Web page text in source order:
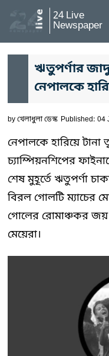
24 Live
Newspaper
ঋতুপর্ণার
নেপালকে
byখেলাধুলা ডেস্ক Published: 04
নেপালকে হারিয়ে
চ্যাম্পিয়নশিপের
শেষ মুহূর্তে ঋতুপর্ণা
বিরল গোলটি ম্যাচের
গোলের রোমাঞ্চকর জয়
মেয়েরা।